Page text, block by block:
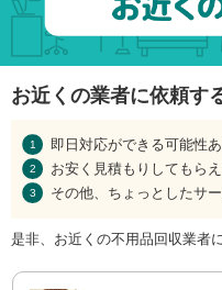
お近くの業者に依頼す
即日対応ができる可能性
お安く見積もりしてもら
その他、ちょっとしたサ
是非、お近くの不用品回収業者